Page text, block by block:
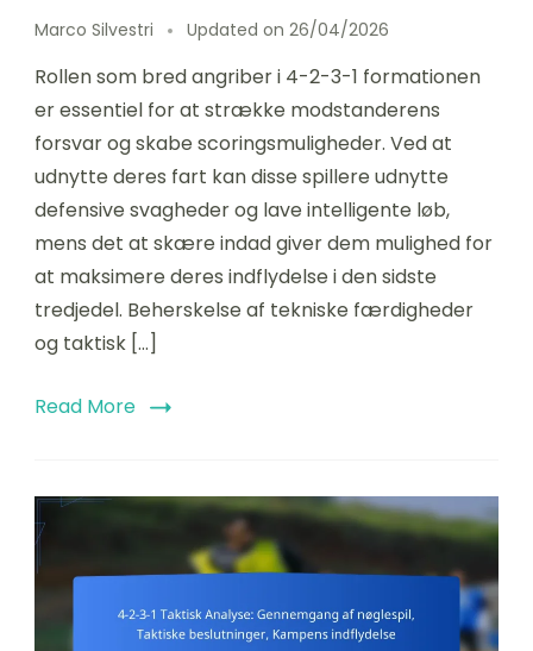
Marco Silvestri Updated on 26/04/2026
Rollen som bred angriber i 4-2-3-1 formationen
er essentiel for at strække modstanderens
forsvar og skabe scoringsmuligheder. Ved at
udnytte deres fart kan disse spillere udnytte
defensive svagheder og lave intelligente løb,
mens det at skære indad giver dem mulighed for
at maksimere deres indflydelse i den sidste
tredjedel. Beherskelse af tekniske færdigheder
og taktisk […]
Read More